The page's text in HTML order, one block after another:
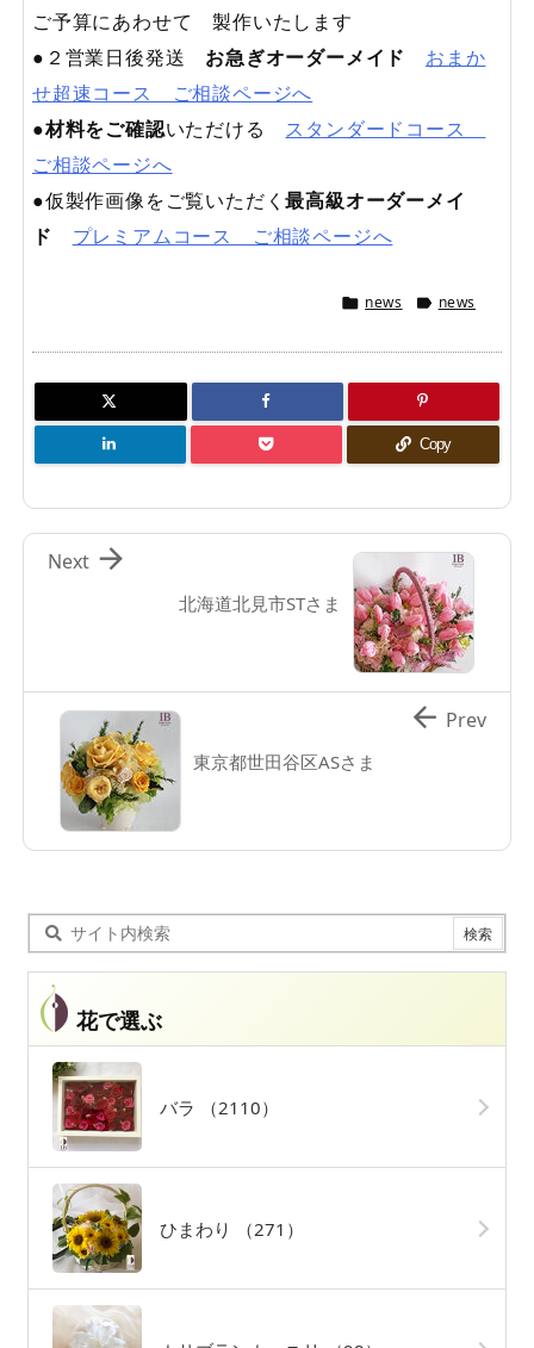
ご予算にあわせて 製作いたします
●２営業日後発送 お急ぎオーダーメイド
おまか
せ超速コース ご相談ページへ
●材料をご確認いただける スタンダードコース
ご相談ページへ
●仮製作画像をご覧いただく最高級オーダーメイ
ド
プレミアムコース ご相談ページへ
 news  news
Copy
北海道北見市STさま

Next
東京都世田谷区ASさま
 Prev
花で選ぶ
バラ （2110）
ひまわり （271）